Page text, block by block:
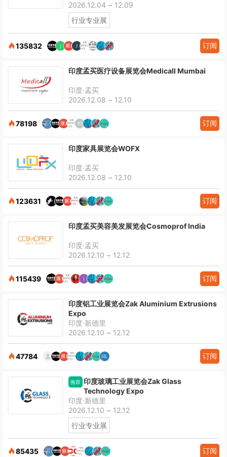
2026.12.04 ~ 12.09
行业专业展
135832 订阅
印度孟买医疗设备展览会Medicall Mumbai
印度·孟买
2026.12.08 ~ 12.10
78198 订阅
印度家具展览会WOFX
印度·孟买
2026.12.08 ~ 12.10
123631 订阅
印度孟买美容美发展览会Cosmoprof India
印度·孟买
2026.12.10 ~ 12.12
115439 订阅
印度铝工业展览会Zak Aluminium Extrusions
Expo
印度·新德里
2026.12.10 ~ 12.12
47784 订阅
推荐 印度玻璃工业展览会Zak Glass
Technology Expo
印度·新德里
2026.12.10 ~ 12.12
行业专业展
85435 订阅